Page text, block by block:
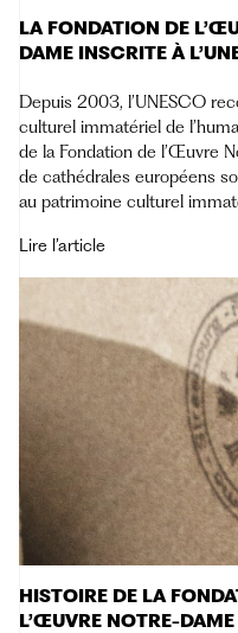
LA FONDATION DE
DAME INSCRITE À
Depuis 2003, l’UNESCO
culturel immatériel de
de la Fondation de l’Œuvre
de cathédrales européens
au patrimoine culturel
Lire l’article
HISTOIRE DE LA
L’ŒUVRE NOTRE-DAME